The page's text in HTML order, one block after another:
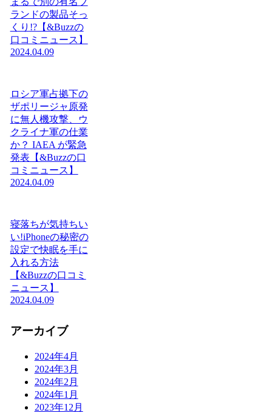
ランドの製品そっ
くり!?【&Buzzの
口コミニュース】
2024.04.09
ロシア軍占拠下の
ザポリージャ原発
に無人機攻撃、ウ
クライナ軍の仕業
か？ IAEA が緊急
発表【&Buzzの口
コミニュース】
2024.04.09
寝落ちが気持ちい
い!iPhoneの秘密の
設定で快眠を手に
入れる方法
【&Buzzの口コミ
ニュース】
2024.04.09
アーカイブ
2024年4月
2024年3月
2024年2月
2024年1月
2023年12月